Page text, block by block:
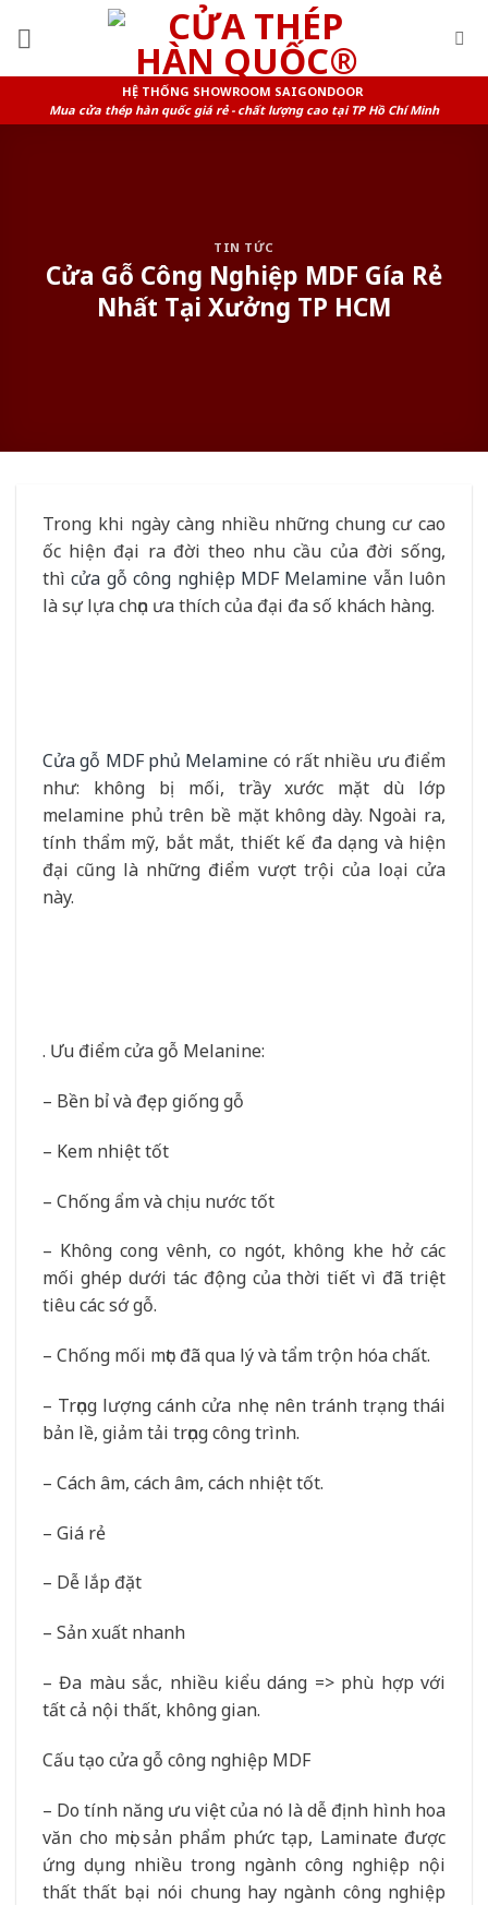
HỆ THỐNG SHOWROOM SAIGONDOOR
Mua cửa thép hàn quốc giá rẻ - chất lượng cao tại TP Hồ Chí Minh
TIN TỨC
Cửa Gỗ Công Nghiệp MDF Gía Rẻ
Nhất Tại Xưởng TP HCM
Trong khi ngày càng nhiều những chung cư cao
ốc hiện đại ra đời theo nhu cầu của đời sống,
thìcửa gỗ công nghiệp MDF Melamine vẫn luôn
là sự lựa chọn ưa thích của đại đa số khách hàng.
Cửa gỗ MDF phủ Melamine có rất nhiều ưu điểm
như: không bị mối, trầy xước mặt dù lớp
melamine phủ trên bề mặt không dày. Ngoài ra,
tính thẩm mỹ, bắt mắt, thiết kế đa dạng và hiện
đại cũng là những điểm vượt trội của loại cửa
này.
. Ưu điểm cửa gỗ Melanine:
– Bền bỉ và đẹp giống gỗ
– Kem nhiệt tốt
– Chống ẩm và chịu nước tốt
– Không cong vênh, co ngót, không khe hở các
mối ghép dưới tác động của thời tiết vì đã triệt
tiêu các sớ gỗ.
– Chống mối mọt: đã qua lý và tẩm trộn hóa chất.
– Trọng lượng cánh cửa nhẹ nên tránh trạng thái
bản lề, giảm tải trọng công trình.
– Cách âm, cách âm, cách nhiệt tốt.
– Giá rẻ
– Dễ lắp đặt
– Sản xuất nhanh
– Đa màu sắc, nhiều kiểu dáng => phù hợp với
tất cả nội thất, không gian.
Cấu tạo cửa gỗ công nghiệp MDF
– Do tính năng ưu việt của nó là dễ định hình hoa
văn cho mọi sản phẩm phức tạp, Laminate được
ứng dụng nhiều trong ngành công nghiệp nội
thất thất bại nói chung hay ngành công nghiệp